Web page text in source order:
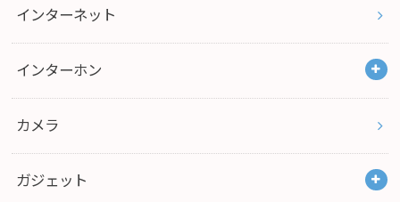
インターネット
インターホン
カメラ
ガジェット